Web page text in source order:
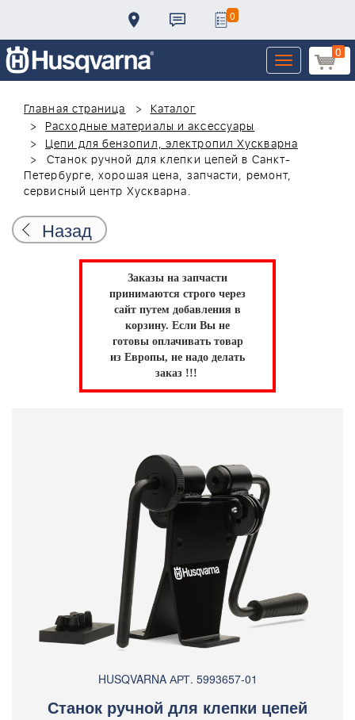
0
0
Toggle
navigation
Главная страница
Каталог
Расходные материалы и аксессуары
Цепи для бензопил, электропил Хускварна
Станок ручной для клепки цепей в Санкт-
Петербурге, хорошая цена, запчасти, ремонт,
сервисный центр Хускварна.
Назад
Заказы на запчасти
принимаются строго через
сайт путем добавления в
корзину. Если Вы не
готовы оплачивать товар
из Европы, не надо делать
заказ !!!
HUSQVARNA АРТ. 5993657-01
Станок ручной для клепки цепей